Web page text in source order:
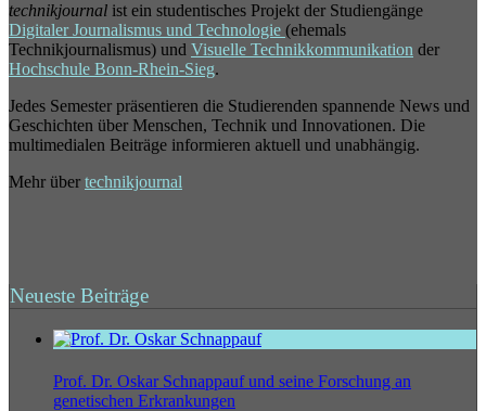
technikjournal ist ein studentisches Projekt der Studiengänge
Digitaler Journalismus und Technologie (ehemals
Technikjournalismus) und Visuelle Technikkommunikation der
Hochschule Bonn-Rhein-Sieg.
Jedes Semester präsentieren die Studierenden spannende News und
Geschichten über Menschen, Technik und Innovationen. Die
multimedialen Beiträge informieren aktuell und unabhängig.
Mehr über technikjournal
Neueste Beiträge
Prof. Dr. Oskar Schnappauf und seine Forschung an
genetischen Erkrankungen